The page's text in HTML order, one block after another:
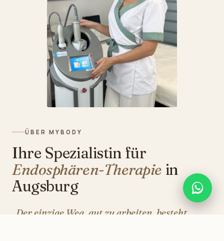
ÜBER MYBODY
Ihre Spezialistin für
Endosphären-Therapie in
Augsburg
„Der einzige Weg, gut zu arbeiten, besteht